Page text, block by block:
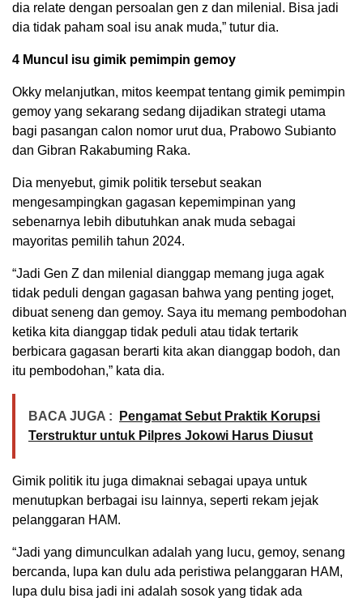
dia relate dengan persoalan gen z dan milenial. Bisa jadi
dia tidak paham soal isu anak muda,” tutur dia.
4 Muncul isu gimik pemimpin gemoy
Okky melanjutkan, mitos keempat tentang gimik pemimpin
gemoy yang sekarang sedang dijadikan strategi utama
bagi pasangan calon nomor urut dua, Prabowo Subianto
dan Gibran Rakabuming Raka.
Dia menyebut, gimik politik tersebut seakan
mengesampingkan gagasan kepemimpinan yang
sebenarnya lebih dibutuhkan anak muda sebagai
mayoritas pemilih tahun 2024.
“Jadi Gen Z dan milenial dianggap memang juga agak
tidak peduli dengan gagasan bahwa yang penting joget,
dibuat seneng dan gemoy. Saya itu memang pembodohan
ketika kita dianggap tidak peduli atau tidak tertarik
berbicara gagasan berarti kita akan dianggap bodoh, dan
itu pembodohan,” kata dia.
BACA JUGA :
Pengamat Sebut Praktik Korupsi
Terstruktur untuk Pilpres Jokowi Harus Diusut
Gimik politik itu juga dimaknai sebagai upaya untuk
menutupkan berbagai isu lainnya, seperti rekam jejak
pelanggaran HAM.
“Jadi yang dimunculkan adalah yang lucu, gemoy, senang
bercanda, lupa kan dulu ada peristiwa pelanggaran HAM,
lupa dulu bisa jadi ini adalah sosok yang tidak ada